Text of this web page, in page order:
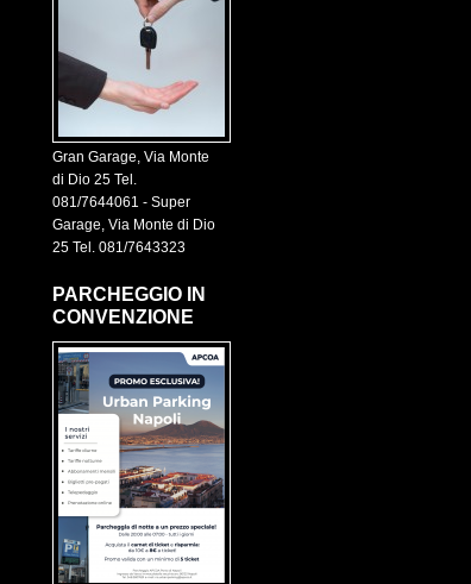
Gran Garage, Via Monte
di Dio 25 Tel.
081/7644061 - Super
Garage, Via Monte di Dio
25 Tel. 081/7643323
PARCHEGGIO IN
CONVENZIONE